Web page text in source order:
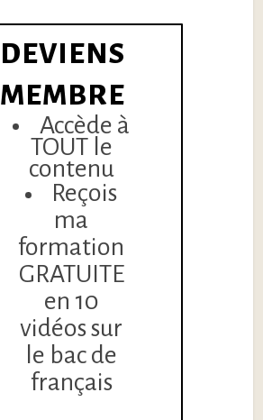
DEVIENS
MEMBRE
Accède à
TOUT le
contenu
Reçois
ma
formation
GRATUITE
en 10
vidéos sur
le bac de
français